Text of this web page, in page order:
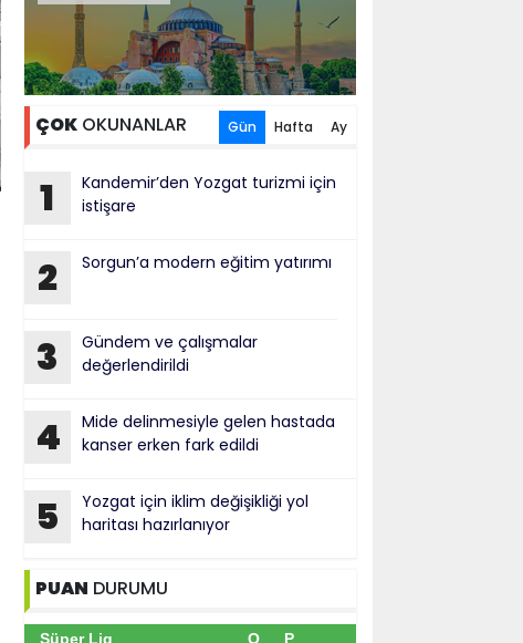
ÇOKOKUNANLAR Gün Hafta Ay
1
Kandemir’den Yozgat turizmi için
istişare
2 Sorgun’a modern eğitim yatırımı
3
Gündem ve çalışmalar
değerlendirildi
4
Mide delinmesiyle gelen hastada
kanser erken fark edildi
5
Yozgat için iklim değişikliği yol
haritası hazırlanıyor
PUAN DURUMU
Süper Lig O P